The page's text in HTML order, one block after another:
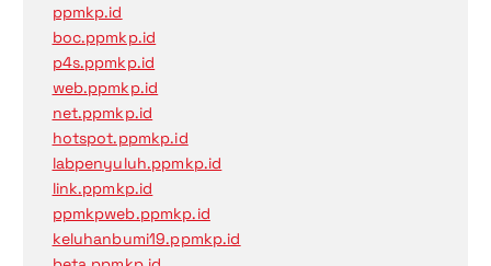
ppmkp.id
boc.ppmkp.id
p4s.ppmkp.id
web.ppmkp.id
net.ppmkp.id
hotspot.ppmkp.id
labpenyuluh.ppmkp.id
link.ppmkp.id
ppmkpweb.ppmkp.id
keluhanbumi19.ppmkp.id